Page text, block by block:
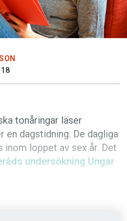
tonåringar läser
en dagstidning. De dagliga
inom loppet av sex år. Det
undersökning Ungar